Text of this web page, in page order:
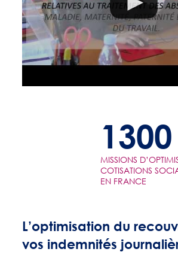
1300
MISSIONS
COTISATIONS
EN FRANCE
L’optimisation du
vos indemnités